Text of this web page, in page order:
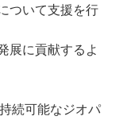
ついて支援を行
展に貢献するよ
続可能なジオパ